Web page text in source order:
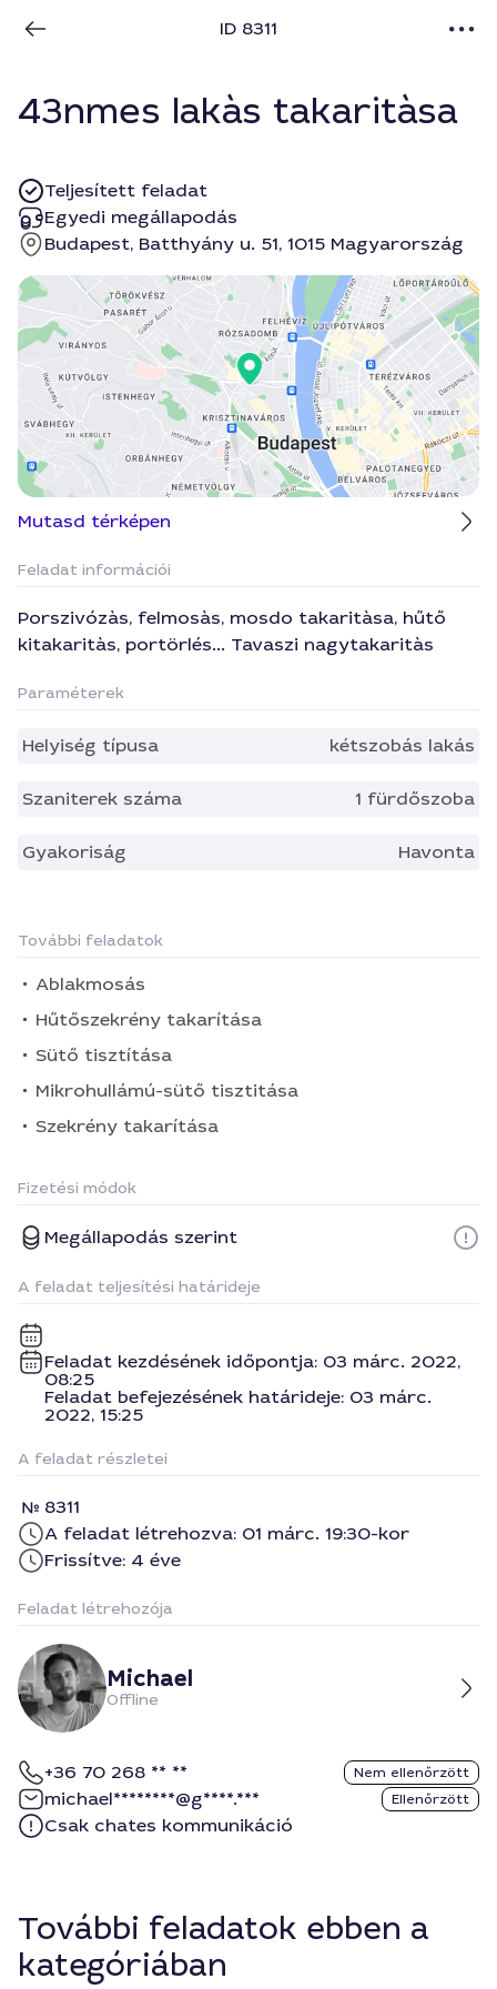
ID 8311
43nmes lakàs takaritàsa
Teljesített feladat
Egyedi megállapodás
Budapest, Batthyány u. 51, 1015 Magyarország
Mutasd térképen
Feladat információi
Porszivózàs, felmosàs, mosdo takaritàsa, hűtő
kitakaritàs, portörlés... Tavaszi nagytakaritàs
Paraméterek
Helyiség típusa kétszobás lakás
Szaniterek száma 1 fürdőszoba
Gyakoriság Havonta
További feladatok
Ablakmosás
Hűtőszekrény takarítása
Sütő tisztítása
Mikrohullámú-sütő tisztitása
Szekrény takarítása
Fizetési módok
Megállapodás szerint
A feladat teljesítési határideje
Feladat kezdésének időpontja: 03 márc. 2022,
08:25
Feladat befejezésének határideje: 03 márc.
2022, 15:25
A feladat részletei
8311
A feladat létrehozva: 01 márc. 19:30-kor
Frissítve: 4 éve
Feladat létrehozója
Michael
Offline
+36 70 268 ** ** Nem ellenőrzött
michael********@g****.*** Ellenőrzött
Csak chates kommunikáció
További feladatok ebben a
kategóriában